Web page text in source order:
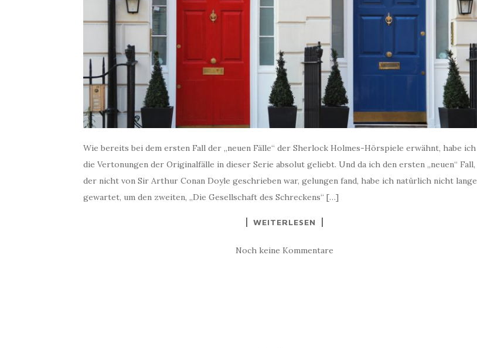
Wie bereits bei dem ersten Fall der „neuen Fälle“ der Sherlock Holmes-Hörspiele erwähnt, habe ich
die Vertonungen der Originalfälle in dieser Serie absolut geliebt. Und da ich den ersten „neuen“ Fall,
der nicht von Sir Arthur Conan Doyle geschrieben war, gelungen fand, habe ich natürlich nicht lange
gewartet, um den zweiten, „Die Gesellschaft des Schreckens“ […]
WEITERLESEN
Noch keine Kommentare